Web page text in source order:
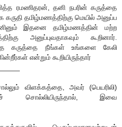
ரமணிதரன், தனி நபரின் கருத்தை
தமிழ்மணத்திற்கு மெயில் அனுப்ப
இதனை தமிழ்மணத்தின் மற்ற
அனுப்புவதாகவும் கூறினார்.
கருத்தை நீங்கள் உங்களை கேலி
என்றும் கூறியிருந்தார்
விளக்கத்தை, அவர் (பெயரிலி)
சொல்லியிருந்தால், இவை